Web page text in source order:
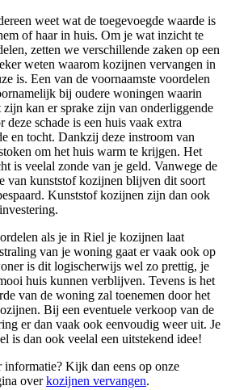
weet wat de toegevoegde waarde is
of haar in huis. Om je wat inzicht te
zetten we verschillende zaken op een
weten waarom kozijnen vervangen in
is. Een van de voornaamste voordelen
bij oudere woningen waarin
kan er sprake zijn van onderliggende
deze schade is een huis vaak extra
en tocht. Dankzij deze instroom van
om het huis warm te krijgen. Het
is veelal zonde van je geld. Vanwege de
van kunststof kozijnen blijven dit soort
Kunststof kozijnen zijn dan ook
als je in Riel je kozijnen laat
van je woning gaat er vaak ook op
is dit logischerwijs wel zo prettig, je
huis kunnen verblijven. Tevens is het
van de woning zal toenemen door het
Bij een eventuele verkoop van de
er dan vaak ook eenvoudig weer uit. Je
is dan ook veelal een uitstekend idee!
informatie? Kijk dan eens op onze
overkozijnen vervangen.